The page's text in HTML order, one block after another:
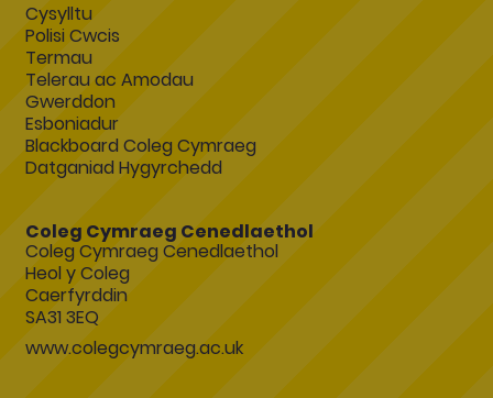
Cysylltu
Polisi Cwcis
Termau
Telerau ac Amodau
Gwerddon
Esboniadur
Blackboard Coleg Cymraeg
Datganiad Hygyrchedd
Coleg Cymraeg Cenedlaethol
Coleg Cymraeg Cenedlaethol
Heol y Coleg
Caerfyrddin
SA31 3EQ
www.colegcymraeg.ac.uk